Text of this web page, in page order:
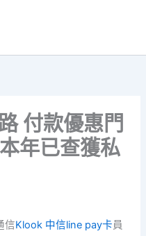
付款優惠門
年已查獲私
信Klook 中信line pay卡員